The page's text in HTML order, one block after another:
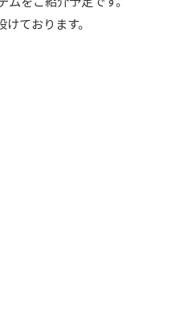
ております。